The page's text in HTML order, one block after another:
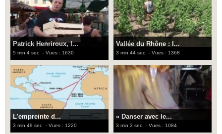
Patrick Henriroux, l...
5 min 4 sec - Vues : 1630
Vallée du Rhône : l...
3 min 44 sec - Vues : 1368
L’empreinte d...
3 min 49 sec - Vues : 1220
« Danser avec le...
3 min 3 sec - Vues : 1084